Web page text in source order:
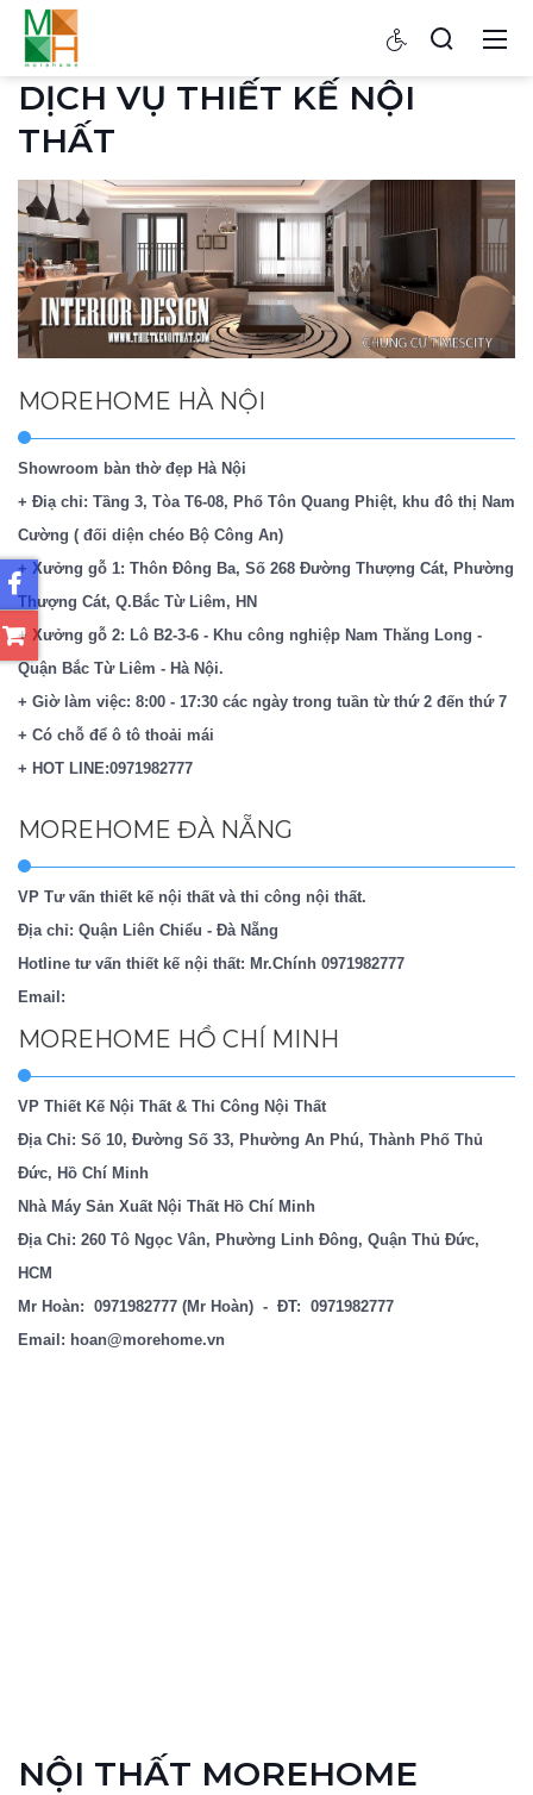
DỊCH VỤ THIẾT KẾ NỘI
THẤT
MOREHOME HÀ NỘI
Showroom bàn thờ đẹp Hà Nội
+ Điạ chỉ: Tầng 3, Tòa T6-08, Phố Tôn Quang Phiệt, khu đô thị Nam
Cường ( đối diện chéo Bộ Công An)
+ Xưởng gỗ 1: Thôn Đông Ba, Số 268 Đường Thượng Cát, Phường
Thượng Cát, Q.Bắc Từ Liêm, HN
+ Xưởng gỗ 2: Lô B2-3-6 - Khu công nghiệp Nam Thăng Long -
Quận Bắc Từ Liêm - Hà Nội.
+ Giờ làm việc: 8:00 - 17:30 các ngày trong tuần từ thứ 2 đến thứ 7
+ Có chỗ để ô tô thoải mái
+ HOT LINE:0971982777
MOREHOME ĐÀ NẴNG
VP Tư vấn thiết kế nội thất và thi công nội thất.
Địa chỉ: Quận Liên Chiểu - Đà Nẵng
Hotline tư vấn thiết kế nội thất: Mr.Chính 0971982777
Email:
MOREHOME HỒ CHÍ MINH
VP Thiết Kế Nội Thất & Thi Công Nội Thất
Địa Chỉ: Số 10, Đường Số 33, Phường An Phú, Thành Phố Thủ
Đức, Hồ Chí Minh
Nhà Máy Sản Xuất Nội Thất Hồ Chí Minh
Địa Chỉ: 260 Tô Ngọc Vân, Phường Linh Đông, Quận Thủ Đức,
HCM
Mr Hoàn: 0971982777 (Mr Hoàn) - ĐT: 0971982777
Email: hoan@morehome.vn
NỘI THẤT MOREHOME